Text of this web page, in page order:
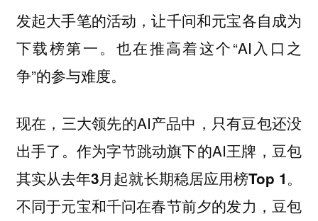
发起大手笔的活动，让千问和元宝各自成为
下载榜第一。也在推高着这个“AI入口之
争”的参与难度。
现在，三大领先的AI产品中，只有豆包还没
出手了。作为字节跳动旗下的AI王牌， 豆包
其实从去年3月起就长期稳居应用榜Top 1。
不同于元宝和千问在春节前夕的发力，豆包